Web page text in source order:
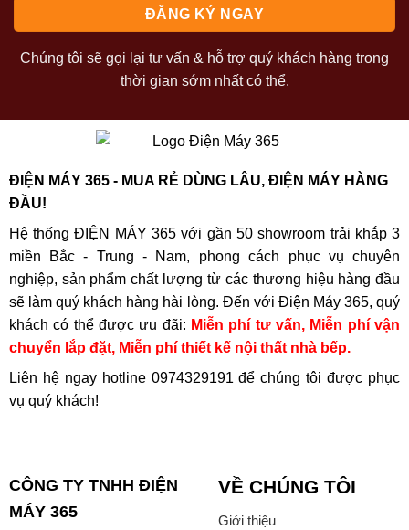
Chúng tôi sẽ gọi lại tư vấn & hỗ trợ quý khách hàng trong
thời gian sớm nhất có thể.
ĐIỆN MÁY 365 - MUA RẺ DÙNG LÂU, ĐIỆN MÁY HÀNG
ĐẦU!
Hệ thống ĐIỆN MÁY 365 với gần 50 showroom trải khắp 3
miền Bắc - Trung - Nam, phong cách phục vụ chuyên
nghiệp, sản phẩm chất lượng từ các thương hiệu hàng đầu
sẽ làm quý khách hàng hài lòng. Đến với Điện Máy 365, quý
khách có thể được ưu đãi: Miễn phí tư vấn, Miễn phí vận
chuyển lắp đặt, Miễn phí thiết kế nội thất nhà bếp.
Liên hệ ngay hotline 0974329191 để chúng tôi được phục
vụ quý khách!
CÔNG TY TNHH ĐIỆN
MÁY 365
VỀ CHÚNG TÔI
Giới thiệu